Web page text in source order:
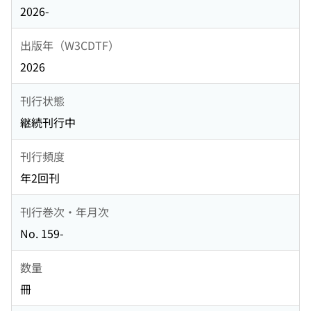
2026-
出版年（W3CDTF）
2026
刊行状態
継続刊行中
刊行頻度
年2回刊
刊行巻次・年月次
No. 159-
数量
冊